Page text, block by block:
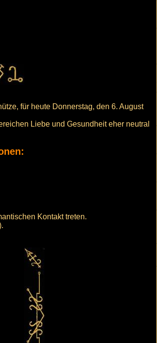
für heute Donnerstag, den 6. August
Liebe und Gesundheit eher neutral
Kontakt treten.